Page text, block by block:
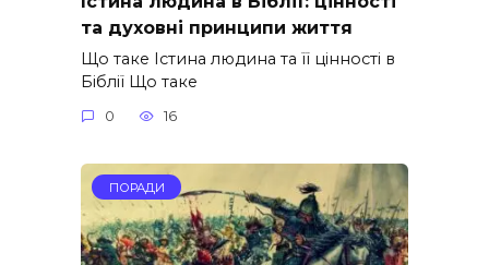
та духовні принципи життя
Що таке Істина людина та її цінності в
Біблії Що таке
0 16
ПОРАДИ